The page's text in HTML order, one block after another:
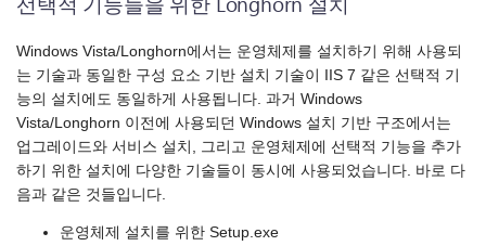
Windows Vista/Longhorn에서는 운영체제를 설치하기 위해 사용되
는 기술과 동일한 구성 요소 기반 설치 기술이 IIS 7 같은 선택적 기
능의 설치에도 동일하게 사용됩니다. 과거 Windows
Vista/Longhorn 이전에 사용되던 Windows 설치 기반 구조에서는
업그레이드와 서비스 설치, 그리고 운영체제에 선택적 기능을 추가
하기 위한 설치에 다양한 기술들이 동시에 사용되었습니다. 바로 다
음과 같은 것들입니다.
운영체제 설치를 위한 Setup.exe